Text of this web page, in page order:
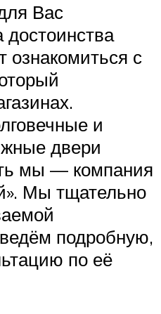
Вас
ознакомиться с
и
двери
мы — компания
Мы тщательно
подробную,
по её